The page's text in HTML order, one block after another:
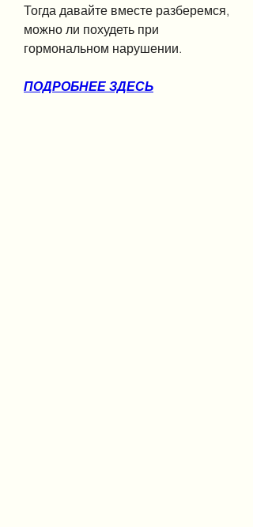
Тогда давайте вместе разберемся,
можно ли похудеть при
гормональном нарушении.
ПОДРОБНЕЕ ЗДЕСЬ